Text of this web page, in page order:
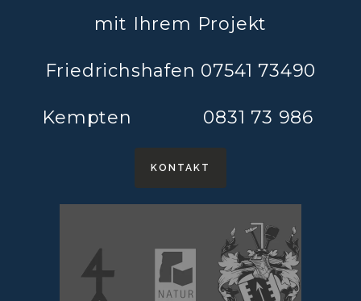
mit Ihrem Projekt
Friedrichshafen 07541 73490
Kempten 0831 73 986
KONTAKT